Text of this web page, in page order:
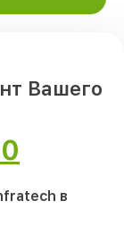
Вашего
в